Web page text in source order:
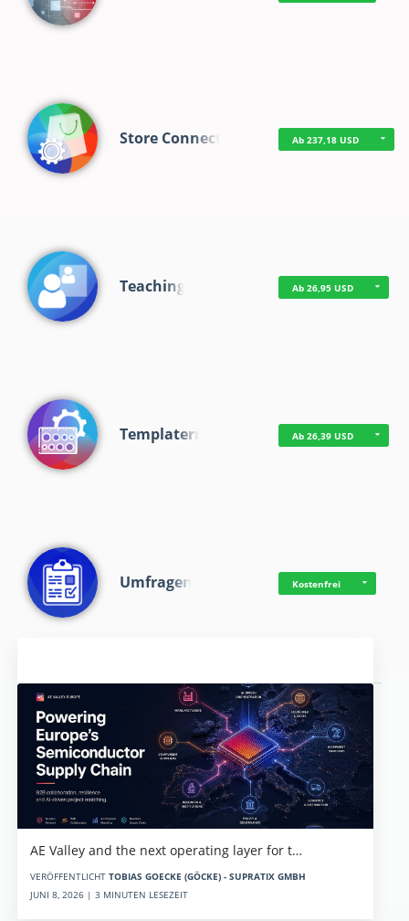
Store Connect Ab 237,18 USD
Teaching Ab 26,95 USD
Templaterr Ab 26,39 USD
Umfragen Kostenfrei
AE Valley and the next operating layer for t…
VERÖFFENTLICHT TOBIAS GOECKE (GÖCKE) - SUPRATIX GMBH
JUNI 8, 2026 | 3 MINUTEN LESEZEIT